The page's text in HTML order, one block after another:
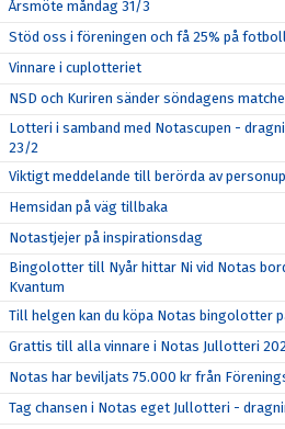
Årsmöte måndag 31/3
Stöd oss i föreningen och få 25% på
Vinnare i cuplotteriet
NSD och Kuriren sänder söndagens
Lotteri i samband med Notascupen -
23/2
Viktigt meddelande till berörda av
Hemsidan på väg tillbaka
Notastjejer på inspirationsdag
Bingolotter till Nyår hittar Ni vid Notas
Kvantum
Till helgen kan du köpa Notas bingolotter
Grattis till alla vinnare i Notas Jullotteri
Notas har beviljats 75.000 kr från
Tag chansen i Notas eget Jullotteri -